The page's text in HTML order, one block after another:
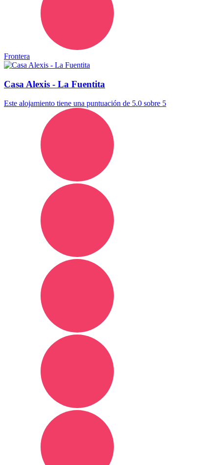
Frontera
Casa Alexis - La Fuentita
Este alojamiento tiene una puntuación de 5.0 sobre 5